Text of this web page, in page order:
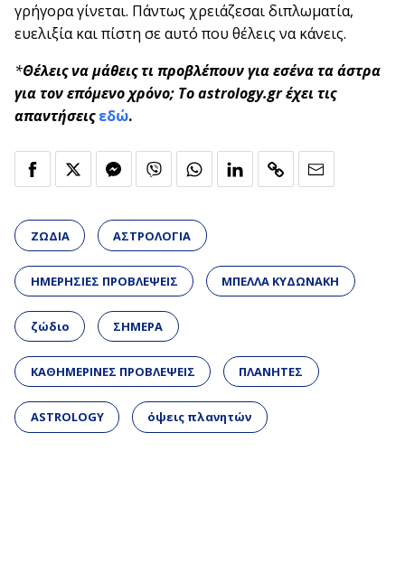
γρήγορα γίνεται. Πάντως χρειάζεσαι διπλωματία,
ευελιξία και πίστη σε αυτό που θέλεις να κάνεις.
*Θέλεις να μάθεις τι προβλέπουν για εσένα τα άστρα
για τον επόμενο χρόνο; Το astrology.gr έχει τις
απαντήσειςεδώ.
ΖΩΔΙΑ ΑΣΤΡΟΛΟΓΙΑ
ΗΜΕΡΗΣΙΕΣ ΠΡΟΒΛΕΨΕΙΣ ΜΠΕΛΛΑ ΚΥΔΩΝΑΚΗ
ζώδιο ΣΗΜΕΡΑ
ΚΑΘΗΜΕΡΙΝΕΣ ΠΡΟΒΛΕΨΕΙΣ ΠΛΑΝΗΤΕΣ
ASTROLOGY όψεις πλανητών